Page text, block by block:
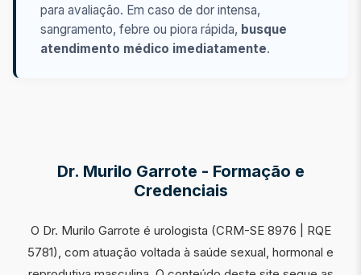
para avaliação. Em caso de dor intensa,
sangramento, febre ou piora rápida, busque
atendimento médico imediatamente.
Dr. Murilo Garrote - Formação e
Credenciais
O Dr. Murilo Garrote é urologista (CRM-SE 8976 | RQE
5781), com atuação voltada à saúde sexual, hormonal e